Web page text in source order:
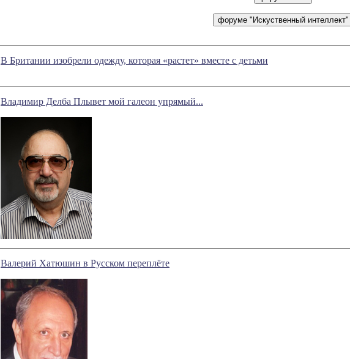
В Британии изобрели одежду, которая «растет» вместе с детьми
Владимир Делба Плывет мой галеон упрямый...
Валерий Хатюшин в Русском переплёте